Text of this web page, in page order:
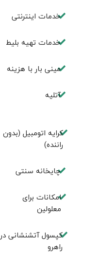
خدمات اینترنتی
خدمات تهيه بليط
مینی بار با هزینه
آتلیه
کرایه اتومبیل (بدون
راننده)
چايخانه سنتی
امكانات برای
معلولين
کپسول آتشنشانی در
راهرو